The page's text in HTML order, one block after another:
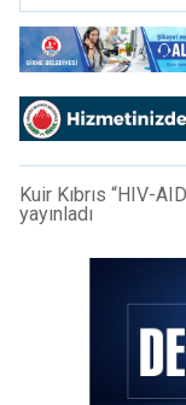
Kuir Kıbrıs “HIV-
yayınladı